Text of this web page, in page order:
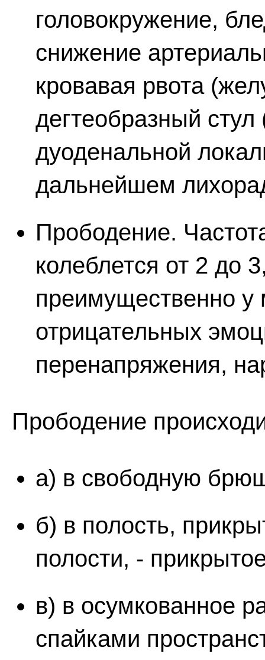
головокружение,
снижение
кровавая рвота
дегтеобразный
дуоденальной
дальнейшем
Прободение.
колеблется от 2 до
преимущественно
отрицательных
перенапряжения,
Прободение
а) в свободную
б) в полость,
полости, -
в) в осумкованное
спайками